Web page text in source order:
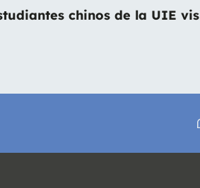
chinos de la UIE